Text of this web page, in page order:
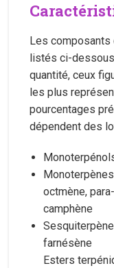
Les
listés ci-
quantité, ceux
les plus
pourcentages
dépendent des
octmène,
camphène
farnésène
Esters